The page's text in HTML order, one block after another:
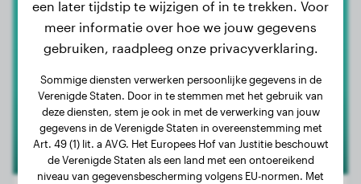
American Bully
Niska
een later tijdstip te wijzigen of in te trekken. Voor
meer informatie over hoe we jouw gegevens
gebruiken, raadpleeg onze privacyverklaring.
Sommige diensten verwerken persoonlijke gegevens in de
Verenigde Staten. Door in te stemmen met het gebruik van
deze diensten, stem je ook in met de verwerking van jouw
gegevens in de Verenigde Staten in overeenstemming met
Art. 49 (1) lit. a AVG. Het Europees Hof van Justitie beschouwt
de Verenigde Staten als een land met een ontoereikend
niveau van gegevensbescherming volgens EU-normen. Met